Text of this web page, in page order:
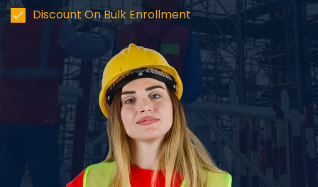
Discount On Bulk Enrollment